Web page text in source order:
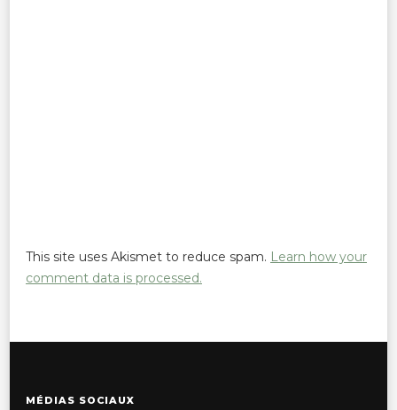
This site uses Akismet to reduce spam. Learn how your
comment data is processed.
MÉDIAS SOCIAUX